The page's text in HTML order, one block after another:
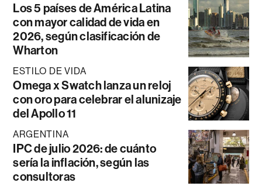
Los 5 países de América Latina
con mayor calidad de vida en
2026, según clasificación de
Wharton
ESTILO DE VIDA
Omega x Swatch lanza un reloj
con oro para celebrar el alunizaje
del Apollo 11
ARGENTINA
IPC de julio 2026: de cuánto
sería la inflación, según las
consultoras